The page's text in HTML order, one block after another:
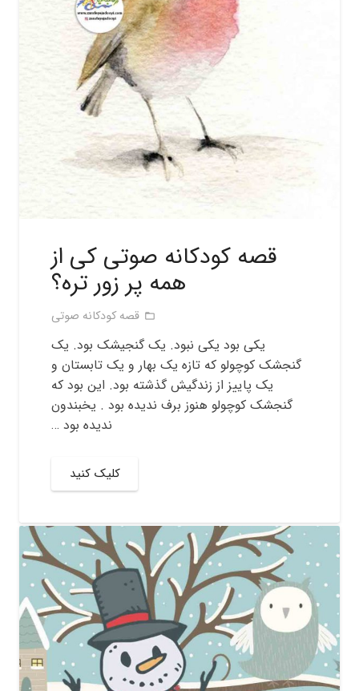
قصه کودکانه صوتی کی از
همه پر زور تره؟
folder_open قصه کودکانه صوتی
یکی بود یکی نبود. یک گنجیشک بود. یک
گنجشک کوچولو که تازه یک بهار و یک تابستان و
یک پاییز از زندگیش گذشته بود. این بود که
گنجشک کوچولو هنوز برف ندیده بود . یخبندون
ندیده بود …
کلیک کنید